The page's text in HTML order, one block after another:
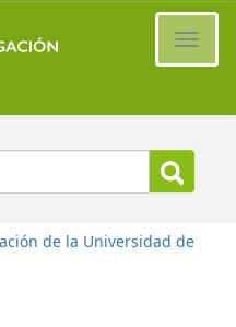
de la Universidad de